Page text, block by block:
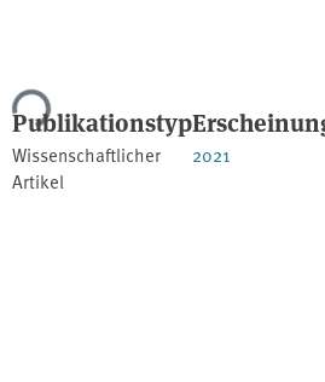
Publikationstyp
Wissenschaftlicher
Artikel
2021